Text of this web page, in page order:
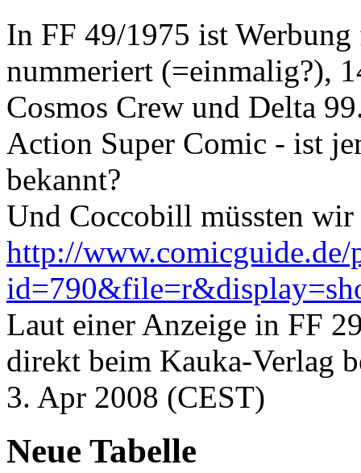
In FF 49/1975 ist
nummeriert (=einmalig?),
Cosmos Crew und Delta
Action Super Comic - ist
bekannt?
Und Coccobill müssten
http://www.comicguide.de/
Laut einer Anzeige in FF
direkt beim Kauka-Verlag
3. Apr 2008 (CEST)
Neue Tabelle